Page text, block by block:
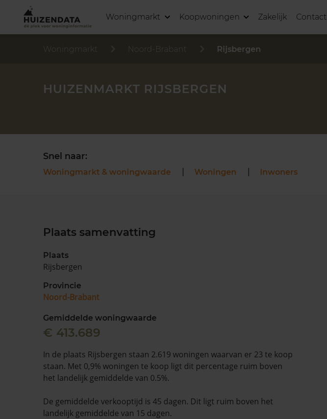
Woningmarkt Koopwoningen Zakelijk Contact
Woningmarkt Noord-Brabant Rijsbergen
HUIZENMARKT RIJSBERGEN
Snel naar:
Woningmarkt & woningwaarde Woningen Inwoners
Plaats samenvatting
Plaats
Rijsbergen
Provincie
Noord-Brabant
Gemiddelde woningwaarde
€ 413.689
In de plaats Rijsbergen staan 2.619 woningen waarvan er 23 te koop
staan. Met 0,9% woningen te koop ligt dit percentage ruim boven
het landelijk gemiddelde van 0.5%.
De gemiddelde verkooptijd is 45 dagen. Dit ligt ruim boven het
landelijk gemiddelde van 15 dagen.